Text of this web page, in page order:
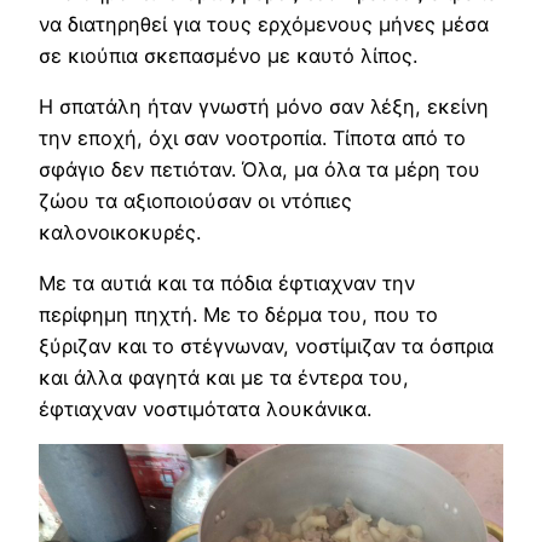
να διατηρηθεί για τους ερχόμενους μήνες μέσα
σε κιούπια σκεπασμένο με καυτό λίπος.
Η σπατάλη ήταν γνωστή μόνο σαν λέξη, εκείνη
την εποχή, όχι σαν νοοτροπία. Τίποτα από το
σφάγιο δεν πετιόταν. Όλα, μα όλα τα μέρη του
ζώου τα αξιοποιούσαν οι ντόπιες
καλονοικοκυρές.
Με τα αυτιά και τα πόδια έφτιαχναν την
περίφημη πηχτή. Με το δέρμα του, που το
ξύριζαν και το στέγνωναν, νοστίμιζαν τα όσπρια
και άλλα φαγητά και με τα έντερα του,
έφτιαχναν νοστιμότατα λουκάνικα.